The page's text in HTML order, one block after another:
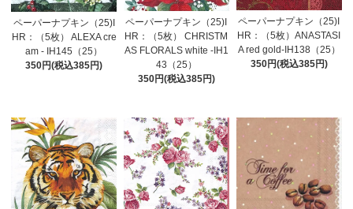
ペーパーナプキン（25)I
HR：（5枚） ALEXA cre
am - IH145（25）
350円(税込385円)
ペーパーナプキン（25)I
HR：（5枚） CHRISTM
AS FLORALS white -IH1
43（25）
350円(税込385円)
ペーパーナプキン（25)I
HR：（5枚）ANASTASI
A red gold-IH138（25）
350円(税込385円)